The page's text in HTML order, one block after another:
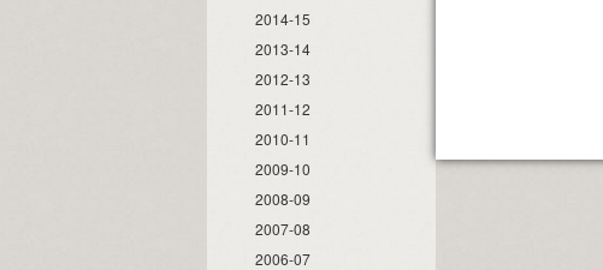
2014-15
2013-14
2012-13
2011-12
2010-11
2009-10
2008-09
2007-08
2006-07